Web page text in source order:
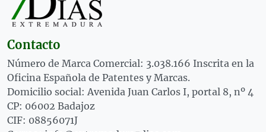
Contacto
Número de Marca Comercial: 3.038.166 Inscrita en la
Oficina Española de Patentes y Marcas.
Domicilio social: Avenida Juan Carlos I, portal 8, nº 4
CP: 06002 Badajoz
CIF: 08856071J